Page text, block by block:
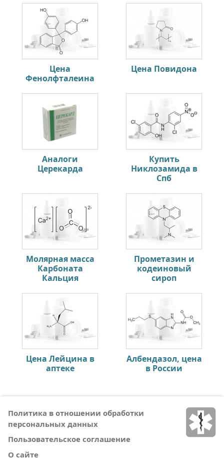
Цена
Фенолфталеина
Цена Повидона
Аналоги
Церекарда
Купить
Никлозамида в
Спб
Молярная масса
Карбоната
Кальция
Прометазин и
кодеиновый
сироп
Цена Лейцина в
аптеке
Албендазол, цена
в России
Политика в отношении обработки
персональных данных
Пользовательское соглашение
О сайте